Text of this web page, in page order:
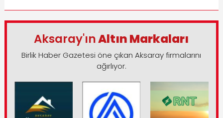
Aksaray'ınAltın Markaları
Birlik Haber Gazetesi öne çıkan Aksaray firmalarını
ağırlıyor.